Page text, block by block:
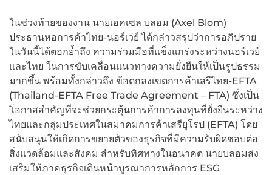
ในช่วงท้ายของงาน นายเอคเซล บลอม (Axel Blom)
ประธานหอการค้าไทย-นอร์เวย์ ได้กล่าวสรุปว่าการอภิปราย
ในวันนี้ได้ตอกย้ำถึง ความร่วมมือที่แข็งแกร่งระหว่างนอร์เวย์
และไทย ในการขับเคลื่อนแนวทางความยั่งยืนให้เป็นรูปธรรม
มากขึ้น พร้อมทั้งกล่าวถึง ข้อตกลงเขตการค้าเสรีไทย-EFTA
(Thailand-EFTA Free Trade Agreement – FTA) ซึ่งเป็น
โอกาสสำคัญที่จะช่วยกระตุ้นการค้าการลงทุนที่ยั่งยืนระหว่าง
ไทยและกลุ่มประเทศในสมาคมการค้าเสรียุโรป (EFTA) โดย
สนับสนุนให้เกิดการขยายตัวของธุรกิจที่มีความรับผิดชอบต่อ
สิ่งแวดล้อมและสังคม สำหรับทิศทางในอนาคต นายบลอมส่ง
เสริมให้ภาคธุรกิจเดินหน้าบูรณาการหลักการ ESG